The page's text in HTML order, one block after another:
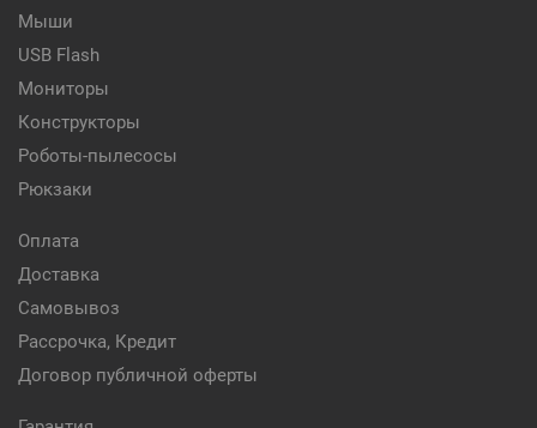
Мыши
USB Flash
Мониторы
Конструкторы
Роботы-пылесосы
Рюкзаки
Оплата
Доставка
Самовывоз
Рассрочка, Кредит
Договор публичной оферты